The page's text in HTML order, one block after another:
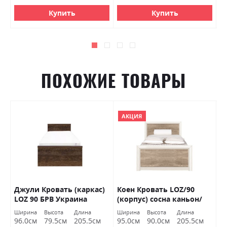
Купить Купить
ПОХОЖИЕ ТОВАРЫ
Джули Кровать (каркас)
LOZ 90 БРВ Украина
Ширина
96.0см
Высота
79.5см
Длина
205.5см
АКЦИЯ
Коен Кровать LOZ/90
(корпус) сосна каньон/
дуб корабельный БРВ
Украина
Ширина
95.0см
Высота
90.0см
Длина
205.5см